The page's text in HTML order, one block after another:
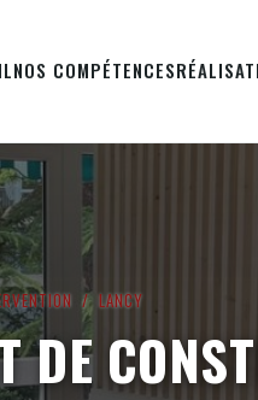
NOS COMPÉTENCES
/ LANCY
DE